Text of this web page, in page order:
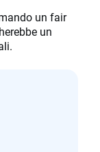
un fair
un